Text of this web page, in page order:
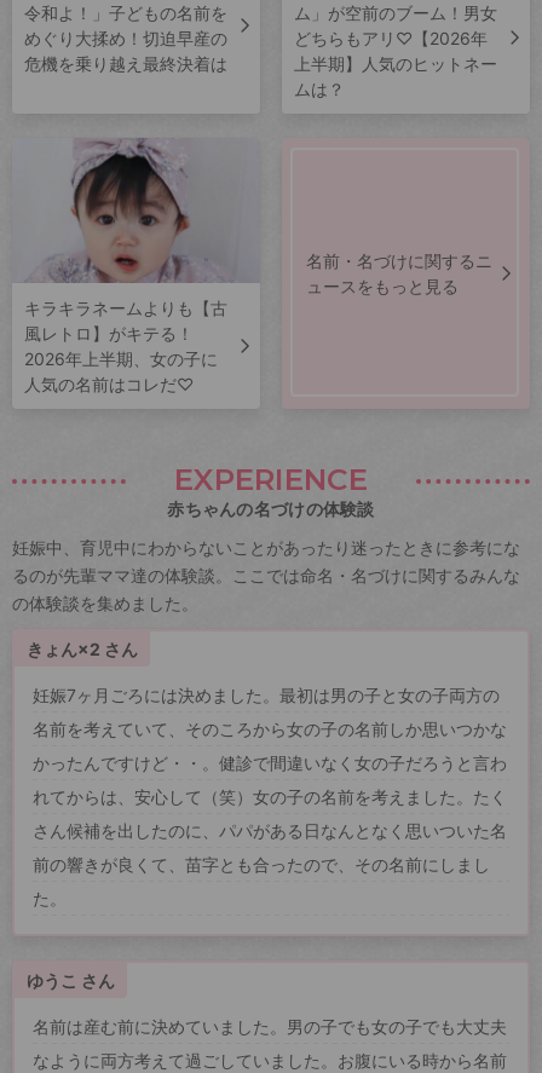
令和よ！」子どもの名前を
めぐり大揉め！切迫早産の
危機を乗り越え最終決着は
ム」が空前のブーム！男女
どちらもアリ♡【2026年
上半期】人気のヒットネー
ムは？
キラキラネームよりも【古
風レトロ】がキテる！
2026年上半期、女の子に
人気の名前はコレだ♡
名前・名づけに関するニ
ュースをもっと見る
EXPERIENCE
赤ちゃんの名づけの体験談
妊娠中、育児中にわからないことがあったり迷ったときに参考にな
るのが先輩ママ達の体験談。ここでは命名・名づけに関するみんな
の体験談を集めました。
きょん×2 さん
妊娠7ヶ月ごろには決めました。最初は男の子と女の子両方の
名前を考えていて、そのころから女の子の名前しか思いつかな
かったんですけど・・。健診で間違いなく女の子だろうと言わ
れてからは、安心して（笑）女の子の名前を考えました。たく
さん候補を出したのに、パパがある日なんとなく思いついた名
前の響きが良くて、苗字とも合ったので、その名前にしまし
た。
ゆうこ さん
名前は産む前に決めていました。男の子でも女の子でも大丈夫
なように両方考えて過ごしていました。お腹にいる時から名前